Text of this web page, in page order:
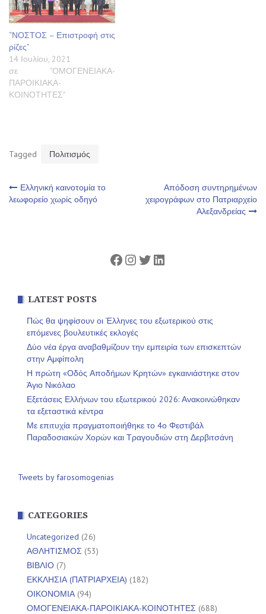
“ΝΟΣΤΟΣ – Επιστροφή στις
ρίζες”
14 Ιουλίου, 2021
σε "ΟΜΟΓΕΝΕΙΑΚΑ-
ΠΑΡΟΙΚΙΑΚΑ-
ΚΟΙΝΟΤΗΤΕΣ"
Tagged Πολιτισμός
Πλοήγηση
Ελληνική καινοτομία το
λεωφορείο χωρίς οδηγό
Απόδοση συντηρημένων
χειρογράφων στο Πατριαρχείο
Αλεξανδρείας
Facebook
Instagram
Twitter
Linkedin
LATEST POSTS
Πώς θα ψηφίσουν οι Έλληνες του εξωτερικού στις
επόμενες βουλευτικές εκλογές
Δύο νέα έργα αναβαθμίζουν την εμπειρία των επισκεπτών
στην Αμφίπολη
Η πρώτη «Οδός Αποδήμων Κρητών» εγκαινιάστηκε στον
Άγιο Νικόλαο
Εξετάσεις Ελλήνων του εξωτερικού 2026: Ανακοινώθηκαν
τα εξεταστικά κέντρα
Με επιτυχία πραγματοποιήθηκε το 4ο Φεστιβάλ
Παραδοσιακών Χορών και Τραγουδιών στη Δερβιτσάνη
Tweets by farosomogenias
CATEGORIES
Uncategorized (26)
ΑΘΛΗΤΙΣΜΟΣ (53)
ΒΙΒΛΙΟ (7)
ΕΚΚΛΗΣΙΑ (ΠΑΤΡΙΑΡΧΕΙΑ) (182)
ΟΙΚΟΝΟΜΙΑ(94)
ΟΜΟΓΕΝΕΙΑΚΑ-ΠΑΡΟΙΚΙΑΚΑ-ΚΟΙΝΟΤΗΤΕΣ (688)